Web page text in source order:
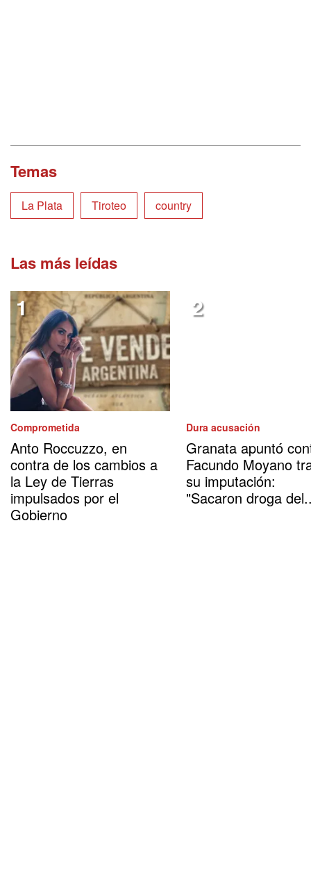
Temas
La Plata Tiroteo country
Las más leídas
Comprometida
Anto Roccuzzo, en
contra de los cambios a
la Ley de Tierras
impulsados por el
Gobierno
Dura acusación
Granata apuntó
Facundo Moyano
su imputación:
"Sacaron droga